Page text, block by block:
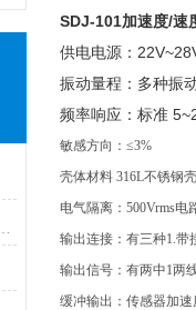
SDJ-101加速度/速
供电电源：
振动量程：多种振
频率响应：标准
敏感方向：≤3%
壳体材料 316L不锈钢
电气隔离：500Vrms电
输出连接：有三种1.带
输出信号：有两中1两
缓冲输出：传感器加